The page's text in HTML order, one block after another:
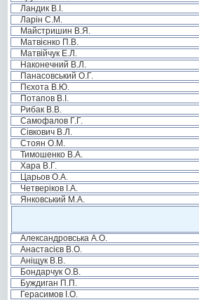
Ландик В.І.
Ларін С.М.
Майстришин В.Я.
Матвієнко П.В.
Матвійчук Е.Л.
Наконечний В.Л.
Панасовський О.Г.
Пєхота В.Ю.
Потапов В.І.
Рибак В.В.
Самофалов Г.Г.
Сівкович В.Л.
Стоян О.М.
Тимошенко В.А.
Хара В.Г.
Царьов О.А.
Четверіков І.А.
Янковський М.А.
Александровська А.О.
Анастасієв В.О.
Аніщук В.В.
Бондарчук О.В.
Буждиган П.П.
Герасимов І.О.